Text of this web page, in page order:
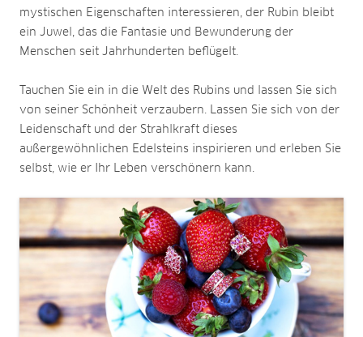
mystischen Eigenschaften interessieren, der Rubin bleibt
ein Juwel, das die Fantasie und Bewunderung der
Menschen seit Jahrhunderten beflügelt.
Tauchen Sie ein in die Welt des Rubins und lassen Sie sich
von seiner Schönheit verzaubern. Lassen Sie sich von der
Leidenschaft und der Strahlkraft dieses
außergewöhnlichen Edelsteins inspirieren und erleben Sie
selbst, wie er Ihr Leben verschönern kann.